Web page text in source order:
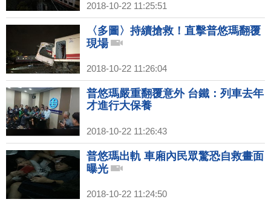
2018-10-22 11:25:51
〈多圖〉持續搶救！直擊普悠瑪翻覆
現場
2018-10-22 11:26:04
普悠瑪嚴重翻覆意外 台鐵：列車去年
才進行大保養
2018-10-22 11:26:43
普悠瑪出軌 車廂內民眾驚恐自救畫面
曝光
2018-10-22 11:24:50